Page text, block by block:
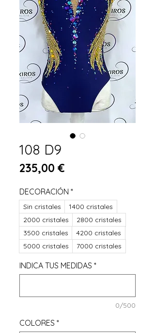
108 D9
235,00 €
DECORACIÓN *
Sin cristales
1400 cristales
2000 cristales
2800 cristales
3500 cristales
4200 cristales
5000 cristales
7000 cristales
INDICA TUS MEDIDAS *
0/500
COLORES *